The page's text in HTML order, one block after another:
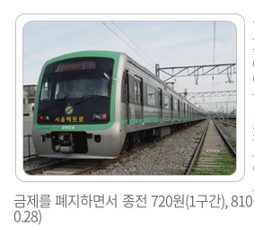
금제를 폐지하면서 종전 720원(1구간),
0.28)